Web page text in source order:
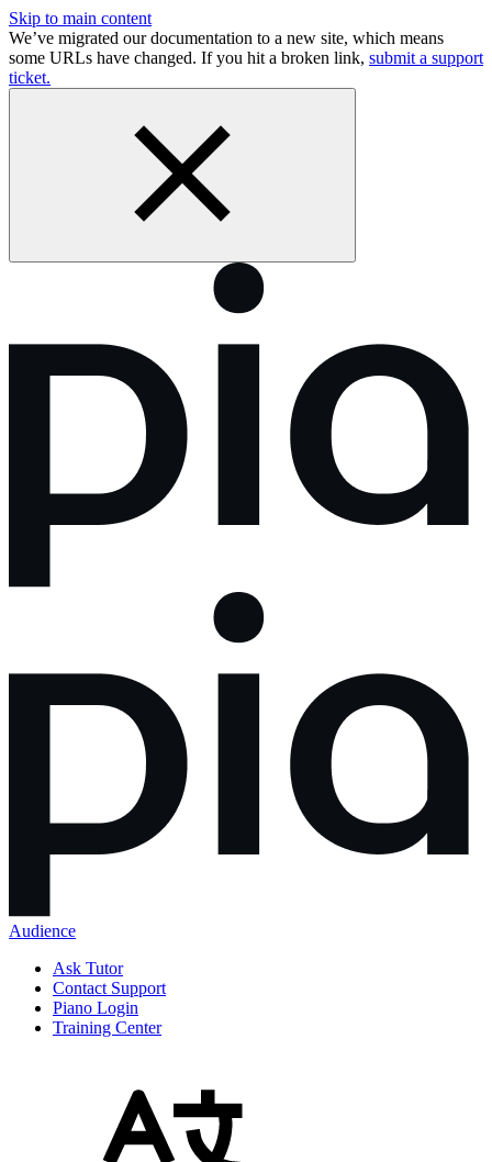
Skip to main content
We’ve migrated our documentation to a new site, which means
some URLs have changed. If you hit a broken link, submit a support
ticket.
Audience
Ask Tutor
Contact Support
Piano Login
Training Center